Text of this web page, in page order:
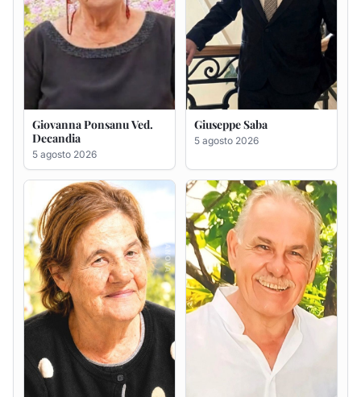
Maria Antonietta Orrù
ved. Peddio
5 agosto 2026
Giuseppe Deiana
5 agosto 2026